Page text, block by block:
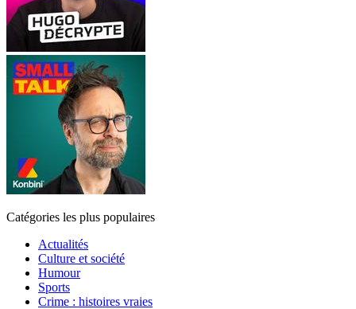
Catégories les plus populaires
Actualités
Culture et société
Humour
Sports
Crime : histoires vraies